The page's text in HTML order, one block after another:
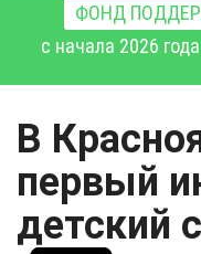
ФОНД
с начала 2026
В
первый
детский